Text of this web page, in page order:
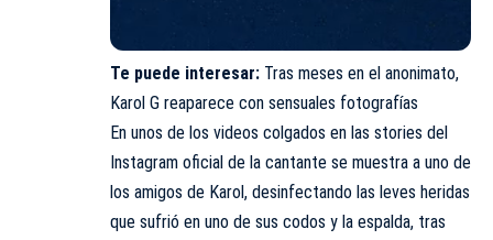
Te puede interesar: Tras meses en el anonimato,
Karol G reaparece con sensuales fotografías
En unos de los videos colgados en las stories del
Instagram oficial de la cantante se muestra a uno de
los amigos de Karol, desinfectando las leves heridas
que sufrió en uno de sus codos y la espalda, tras